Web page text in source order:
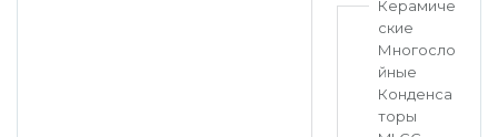
Керамиче
ские
Многосло
йные
Конденса
торы
Петрозаводск
Саратов